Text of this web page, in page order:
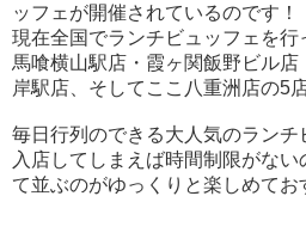
ッフェが開催されているのです！
現在全国でランチビュッフェを行
馬喰横山駅店・霞ヶ関飯野ビル
岸駅店、そしてここ八重洲店の5
毎日行列のできる大人気のランチ
入店してしまえば時間制限がな
て並ぶのがゆっくりと楽しめてお